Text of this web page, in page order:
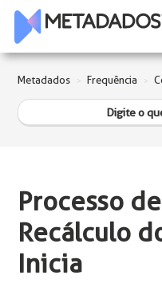
Metadados Frequência
Processo
Recálculo
Inicia